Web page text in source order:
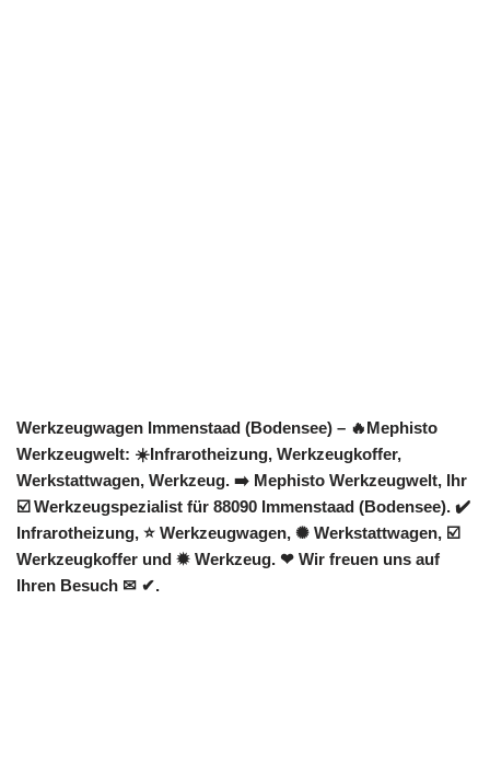
Werkzeugwagen Immenstaad (Bodensee) – 🔥Mephisto
Werkzeugwelt: ☀️Infrarotheizung, Werkzeugkoffer,
Werkstattwagen, Werkzeug. ➡️ Mephisto Werkzeugwelt, Ihr
☑️ Werkzeugspezialist für 88090 Immenstaad (Bodensee). ✔️
Infrarotheizung, ⭐ Werkzeugwagen, ✺ Werkstattwagen, ☑️
Werkzeugkoffer und ✹ Werkzeug. ❤ Wir freuen uns auf
Ihren Besuch ✉ ✔.